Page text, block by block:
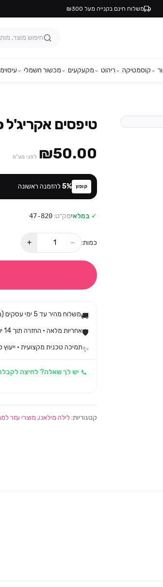
משלוח חינם בקנייה מעל ₪300
קוסמטיקה ריהוט מקעקעים מכשור חשמלי עיסוי
טיפסים אקריג'ל Layla Milano
₪50.00 לפני מע"מ
קופון 5% להזמנה ראשונה
✓ במלאימק״ט:47-820
כמות: −
+
🚚משלוח מהיר עד 5 ימי עסקים (מגיע בד״כ עד 3)
🛡️אחריות מלאה · החזרה תוך 14 יום לפי חוק הגנת הצרכן
✨תמיכה טכנית מקצועית · ייעוץ
יש לך שאלה? לחיצה
קטגוריות: לילה מילאנו, מוצרי עזר